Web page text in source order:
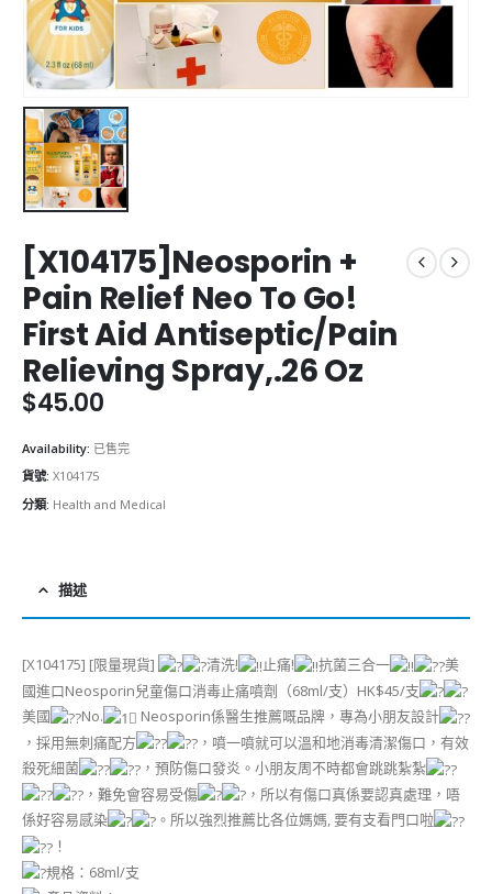
[X104175]Neosporin +
Pain Relief Neo To Go!
First Aid Antiseptic/Pain
Relieving Spray,.26 Oz
$45.00
Availability: 已售完
貨號: X104175
分類: Health and Medical
描述
[X104175] [限量現貨] 清洗! 止痛! 抗菌三合一
美
國進口Neosporin兒童傷口消毒止痛噴劑（68ml/支）HK$45/支
美國
No.
Neosporin係醫生推薦嘅品牌，專為小朋友設計
，採用無刺痛配方
，噴一噴就可以溫和地消毒清潔傷口，有效
殺死細菌
，預防傷口發炎。小朋友周不時都會跳跳紮紮
，難免會容易受傷
，所以有傷口真係要認真處理，唔
係好容易感染
。所以強烈推薦比各位媽媽, 要有支看門口啦
！
規格：68ml/支